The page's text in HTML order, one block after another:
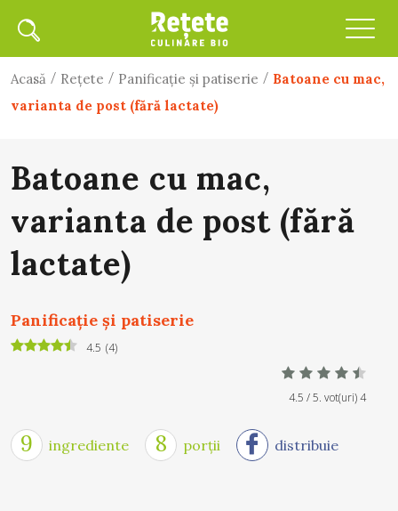
Acasă / Rețete / Panificaţie şi patiserie / Batoane cu mac,
varianta de post (fără lactate)
Batoane cu mac,
varianta de post (fără
lactate)
Panificaţie şi patiserie
4.5 (4)
4.5 / 5. vot(uri)4
9 ingrediente 8 porții distribuie